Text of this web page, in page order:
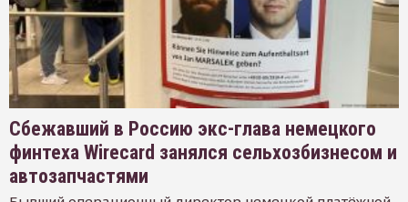
Сбежавший в Россию экс-глава немецкого
финтеха Wirecard занялся сельхозбизнесом и
автозапчастями